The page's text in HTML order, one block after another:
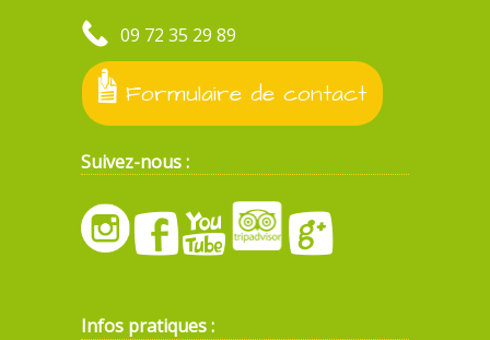
09 72 35 29 89
Formulaire de contact
Suivez-nous :
Infos pratiques :